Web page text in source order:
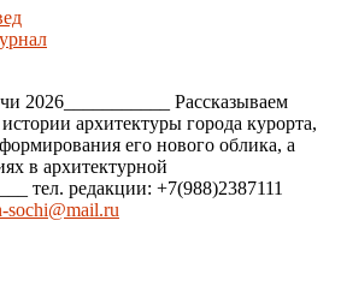
2026___________ Рассказываем
архитектуры города курорта,
его нового облика, а
в архитектурной
тел. редакции: +7(988)2387111
sochi@mail.ru